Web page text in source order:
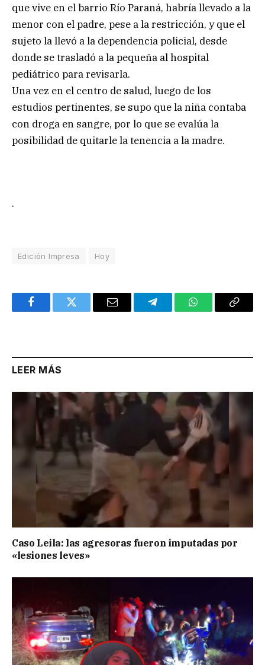
que vive en el barrio Río Paraná, habría llevado a la
menor con el padre, pese a la restricción, y que el
sujeto la llevó a la dependencia policial, desde
donde se trasladó a la pequeña al hospital
pediátrico para revisarla.
Una vez en el centro de salud, luego de los
estudios pertinentes, se supo que la niña contaba
con droga en sangre, por lo que se evalúa la
posibilidad de quitarle la tenencia a la madre.
.
Edición Impresa Hoy
FacebookTwitter Email TelegramWhatsAppCopy
LEER MÁS
Caso Leila: las agresoras fueron imputadas por
«lesiones leves»